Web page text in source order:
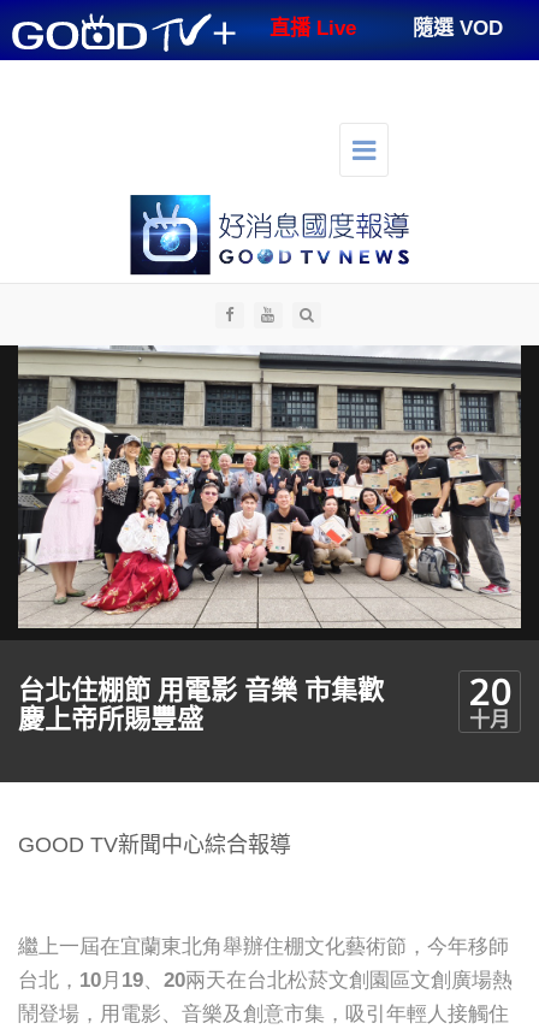
GOODTV+ 直播 Live 隨選 VOD
切
換
選
單
導
全部
台北住棚節 用電影 音樂 市集歡
慶上帝所賜豐盛
20
十月
GOOD TV新聞中心綜合報導
繼上一屆在宜蘭東北角舉辦住棚文化藝術節，今年移師
台北，10月19、20兩天在台北松菸文創園區文創廣場熱
鬧登場，用電影、音樂及創意市集，吸引年輕人接觸住